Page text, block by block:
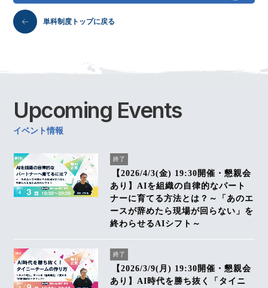
単科制度トップに戻る
Upcoming Events
イベント情報
終了
【2026/4/3(金) 19:30開催・懇親会
あり】AIを組織の自律的なパート
ナーに育てる方法とは？～「あのエ
ースが辞めたら現場が回らない」を
終わらせるAIシフト～
終了
【2026/3/9(月) 19:30開催・懇親会
あり】AI時代を勝ち抜く「タイニ